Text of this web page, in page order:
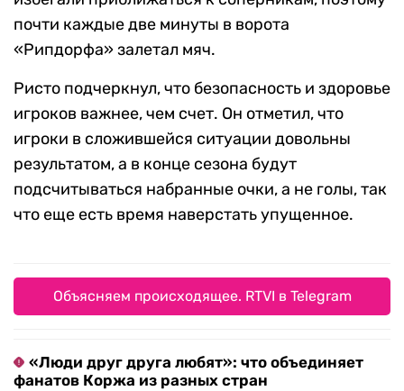
почти каждые две минуты в ворота
«Рипдорфа» залетал мяч.
Ристо подчеркнул, что безопасность и здоровье
игроков важнее, чем счет. Он отметил, что
игроки в сложившейся ситуации довольны
результатом, а в конце сезона будут
подсчитываться набранные очки, а не голы, так
что еще есть время наверстать упущенное.
Объясняем происходящее. RTVI в Telegram
«Люди друг друга любят»: что объединяет
фанатов Коржа из разных стран